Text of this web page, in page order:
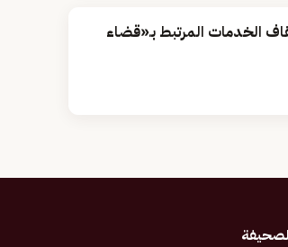
الخدمات المرتبط بـ«قضاء